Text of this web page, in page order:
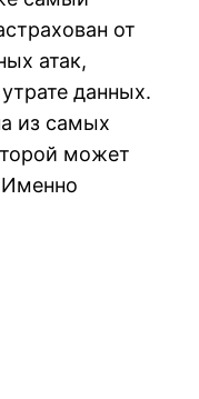
от
атак,
данных.
из самых
может
Именно